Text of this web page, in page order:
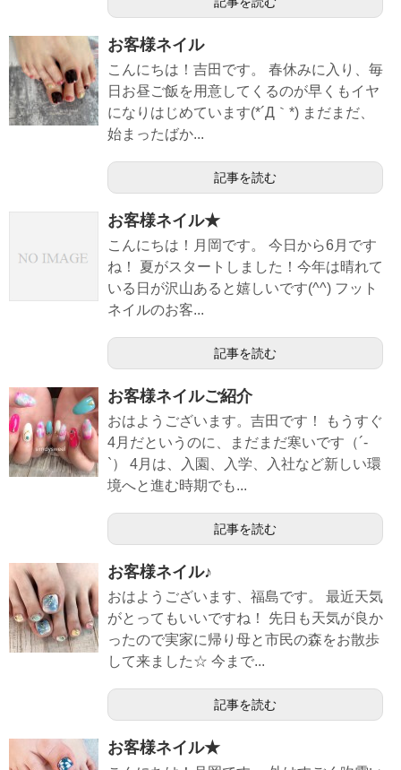
お客様ネイル
こんにちは！吉田です。 春休みに入り、毎
日お昼ご飯を用意してくるのが早くもイヤ
になりはじめています(*´Д｀*) まだまだ、
始まったばか...
記事を読む
お客様ネイル★
こんにちは！月岡です。 今日から6月です
ね！ 夏がスタートしました！今年は晴れて
いる日が沢山あると嬉しいです(^^) フット
ネイルのお客...
記事を読む
お客様ネイルご紹介
おはようございます。吉田です！ もうすぐ
4月だというのに、まだまだ寒いです（´-
`） 4月は、入園、入学、入社など新しい環
境へと進む時期でも...
記事を読む
お客様ネイル♪
おはようございます、福島です。 最近天気
がとってもいいですね！ 先日も天気が良か
ったので実家に帰り母と市民の森をお散歩
して来ました☆ 今まで...
記事を読む
お客様ネイル★